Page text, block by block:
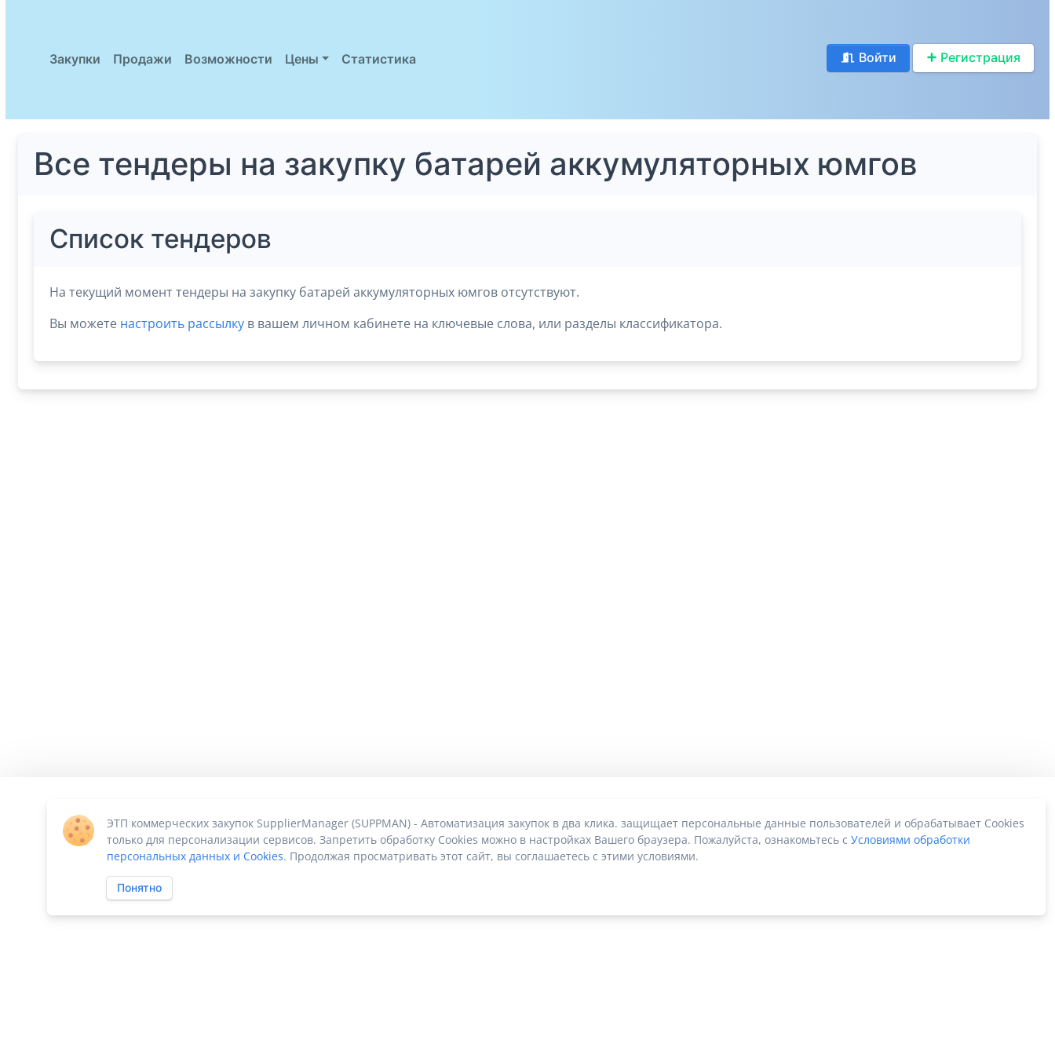
Закупки Продажи Возможности Цены Статистика Войти Регистрация
Все тендеры на закупку батарей аккумуляторных юмгов
Список тендеров
На текущий момент тендеры на закупку батарей аккумуляторных юмгов отсутствуют.
Вы можете настроить рассылкув вашем личном кабинете на ключевые слова, или разделы классификатора.
ЭТП коммерческих закупок SupplierManager (SUPPMAN) - Автоматизация закупок в два клика. защищает персональные данные пользователей и обрабатывает Cookies
только для персонализации сервисов. Запретить обработку Cookies можно в настройках Вашего браузера. Пожалуйста, ознакомьтесь с Условиями обработки
персональных данных и Cookies. Продолжая просматривать этот сайт, вы соглашаетесь с этими условиями.
Понятно